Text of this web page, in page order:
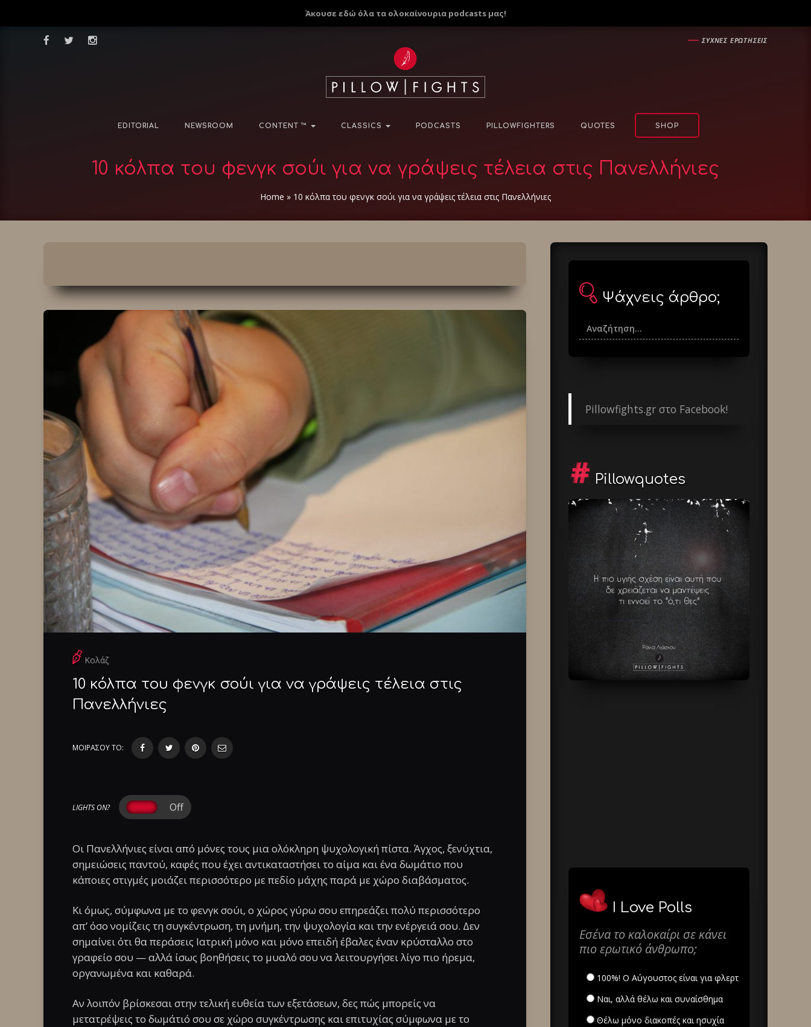
Άκουσε εδώ όλα τα ολοκαίνουρια podcasts μας!
―ΣΥΧΝΕΣ ΕΡΩΤΗΣΕΙΣ
EDITORIAL NEWSROOM CONTENT ™ CLASSICS PODCASTS PILLOWFIGHTERS QUOTES SHOP
10 κόλπα του φενγκ σούι για να γράψεις τέλεια στις Πανελλήνιες
Home » 10 κόλπα του φενγκ σούι για να γράψεις τέλεια στις Πανελλήνιες
Κολάζ
10 κόλπα του φενγκ σούι για να γράψεις τέλεια στις
Πανελλήνιες
ΜΟΙΡΑΣΟΥ ΤΟ:
LIGHTS ON?
Οι Πανελλήνιες είναι από μόνες τους μια ολόκληρη ψυχολογική πίστα. Άγχος, ξενύχτια,
σημειώσεις παντού, καφές που έχει αντικαταστήσει το αίμα και ένα δωμάτιο που
κάποιες στιγμές μοιάζει περισσότερο με πεδίο μάχης παρά με χώρο διαβάσματος.
Κι όμως, σύμφωνα με το φενγκ σούι, ο χώρος γύρω σου επηρεάζει πολύ περισσότερο
απ’ όσο νομίζεις τη συγκέντρωση, τη μνήμη, την ψυχολογία και την ενέργειά σου. Δεν
σημαίνει ότι θα περάσεις Ιατρική μόνο και μόνο επειδή έβαλες έναν κρύσταλλο στο
γραφείο σου — αλλά ίσως βοηθήσεις το μυαλό σου να λειτουργήσει λίγο πιο ήρεμα,
οργανωμένα και καθαρά.
Αν λοιπόν βρίσκεσαι στην τελική ευθεία των εξετάσεων, δες πώς μπορείς να
μετατρέψεις το δωμάτιό σου σε χώρο συγκέντρωσης και επιτυχίας σύμφωνα με το
Ψάχνεις άρθρο;
Pillowfights.gr στο Facebook!
Pillowquotes
I Love Polls
Εσένα το καλοκαίρι σε κάνει
πιο ερωτικό άνθρωπο;
100%! Ο Αύγουστος είναι για φλερτ
Ναι, αλλά θέλω και συναίσθημα
Θέλω μόνο διακοπές και ησυχία